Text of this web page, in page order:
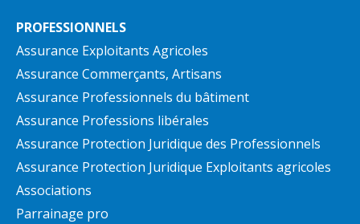
PROFESSIONNELS
Assurance Exploitants Agricoles
Assurance Commerçants, Artisans
Assurance Professionnels du bâtiment
Assurance Professions libérales
Assurance Protection Juridique des Professionnels
Assurance Protection Juridique Exploitants agricoles
Associations
Parrainage pro